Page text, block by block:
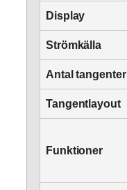
Display
Strömkälla
Antal tangenter
Tangentlayout
Funktioner